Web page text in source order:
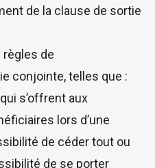
de la clause de sortie
règles de
conjointe, telles que :
s’offrent aux
lors d’une
de céder tout ou
de se porter